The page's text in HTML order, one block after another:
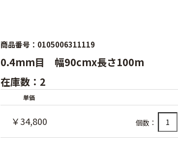
商品番号：0105006311119
0.4mm目 幅90cmx長さ100m
在庫数：2
単価
￥34,800 個数：